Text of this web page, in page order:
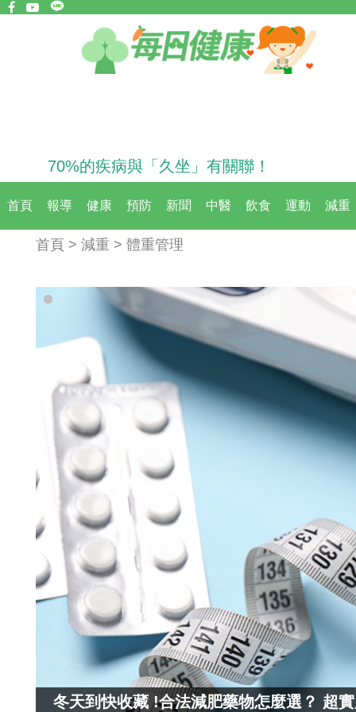
70%的疾病與「久坐」有關聯！
首頁 報導 健康 預防 新聞 中醫 飲食 運動 減重
首頁 > 減重 > 體重管理
冬天到快收藏 !合法減肥藥物怎麼選？ 超